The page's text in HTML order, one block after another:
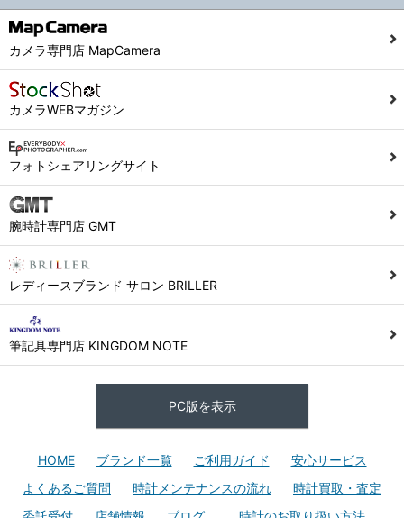
カメラ専門店 MapCamera
カメラWEBマガジン
フォトシェアリングサイト
腕時計専門店 GMT
レディースブランド サロン BRILLER
筆記具専門店 KINGDOM NOTE
PC版を表示
HOME ブランド一覧 ご利用ガイド
安心サービス
よくあるご質問
時計メンテナンスの流れ
時計買取・査定